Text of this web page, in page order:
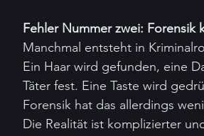
Fehler Nummer zwei: Forensik
Manchmal entsteht in
Ein Haar wird gefunden, eine
Täter fest. Eine Taste wird
Forensik hat das allerdings
Die Realität ist komplizierter